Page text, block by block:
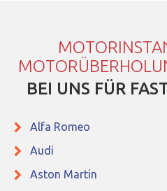
BEI UNS FÜR
Alfa Romeo
Audi
Aston Martin